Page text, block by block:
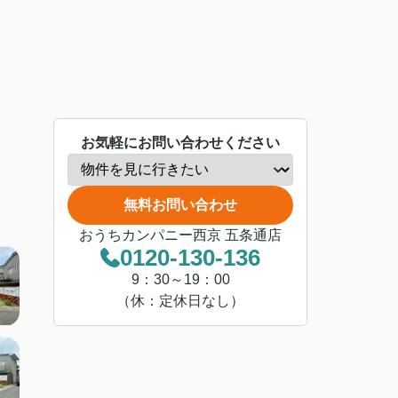
お気軽にお問い合わせください
無料お問い合わせ
おうちカンパニー西京 五条通店
0120-130-136
9：30～19：00
（休：定休日なし）